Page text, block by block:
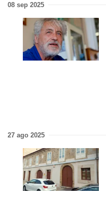
08 sep 2025
27 ago 2025